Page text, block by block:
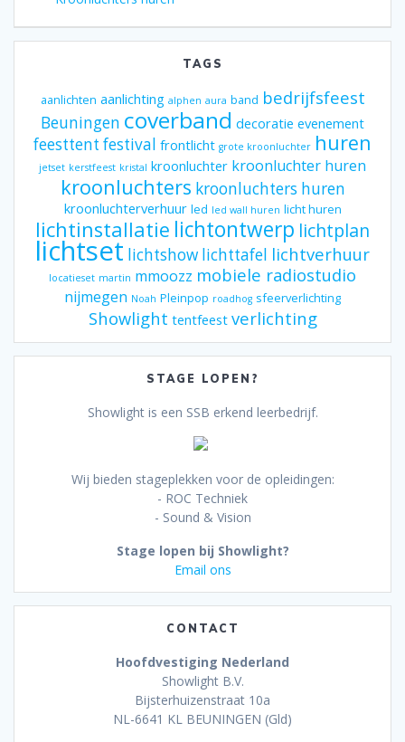
TAGS
aanlichten aanlichting alphen aura band bedrijfsfeest
Beuningen coverband decoratie evenement
feesttent festival frontlicht grote kroonluchter huren
jetset kerstfeest kristal kroonluchter kroonluchter huren
kroonluchters kroonluchters huren
kroonluchterverhuur led led wall huren licht huren
lichtinstallatie lichtontwerp lichtplan
lichtset lichtshow lichttafel lichtverhuur
locatieset martin mmoozz mobiele radiostudio
nijmegen Noah Pleinpop roadhog sfeerverlichting
Showlight tentfeest verlichting
STAGE LOPEN?
Showlight is een SSB erkend leerbedrijf.
Wij bieden stageplekken voor de opleidingen:
- ROC Techniek
- Sound & Vision
Stage lopen bij Showlight?
Email ons
CONTACT
Hoofdvestiging Nederland
Showlight B.V.
Bijsterhuizenstraat 10a
NL-6641 KL BEUNINGEN (Gld)